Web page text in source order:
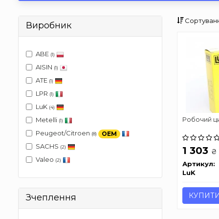
Виробник
ABE (1)
AISIN (1)
ATE (1)
LPR (1)
LuK (4)
Metelli (1)
Peugeot/Citroen (8) OEM
SACHS (2)
Valeo (2)
Зчеплення
Робочий
1 303 ₴
Артикул:
LuK